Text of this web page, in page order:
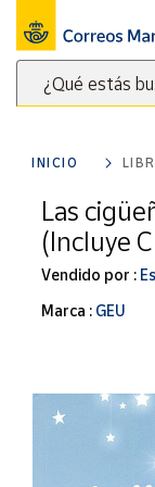
¿Qué estás
clave
para
buscar
productos
Correos
Menú
Nuestro
catálogo
Alimentación
Bebidas
Ocio y cultura
Juguetes y
Merchandising
y regalos
INICIO
Las
(Incluye
Vendido por :
Marca : GEU